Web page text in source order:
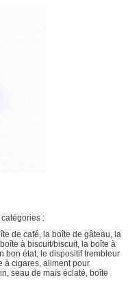
:
de café, la boîte de gâteau, la
à biscuit/biscuit, la boîte à
bon état, le dispositif trembleur
à cigares, aliment pour
seau de maïs éclaté, boîte